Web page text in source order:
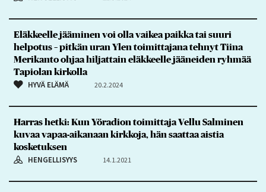
Eläkkeelle jääminen voi olla vaikea paikka tai suuri
helpotus – pitkän uran Ylen toimittajana tehnyt Tiina
Merikanto ohjaa hiljattain eläkkeelle jääneiden ryhmää
Tapiolan kirkolla
HYVÄ ELÄMÄ 20.2.2024
Harras hetki: Kun Yöradion toimittaja Vellu Salminen
kuvaa vapaa-aikanaan kirkkoja, hän saattaa aistia
kosketuksen
HENGELLISYYS 14.1.2021